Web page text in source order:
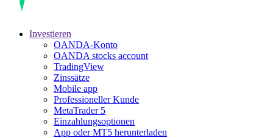
Investieren
OANDA-Konto
OANDA stocks account
TradingView
Zinssätze
Mobile app
Professioneller Kunde
MetaTrader 5
Einzahlungsoptionen
App oder MT5 herunterladen